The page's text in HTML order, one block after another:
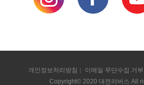
개인정보처리방침 이메일 무단수집 거부
Copyright© 2020 대전러버스 All